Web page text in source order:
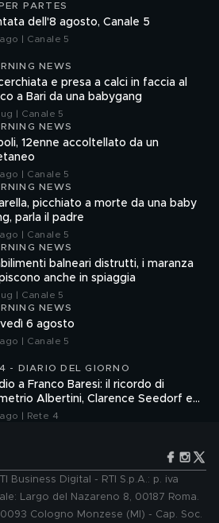
PARTES
dell'8 agosto, Canale 5
| Canale 5
NEWS
e presa a calci in faccia al
a Bari da una babygang
| Canale 5
NEWS
12enne accoltellato da un
| Canale 5
NEWS
picchiato a morte da una baby
parla il padre
| Canale 5
NEWS
balneari distrutti, i maranza
anche in spiaggia
| Canale 5
NEWS
6 agosto
| Canale 5
- DIARIO DEL GIORNO
a Franco Baresi: il ricordo di
Albertini, Clarence Seedorf e
Galli
| Rete 4
Business Digital - RTI S.p.A.: p. iva
Largo del Nazareno 8, 00187 Roma.
Cologno Monzese (MI) - Cap. Soc.